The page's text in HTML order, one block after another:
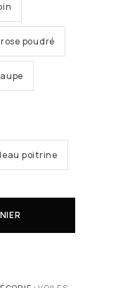
rose poudré
poitrine